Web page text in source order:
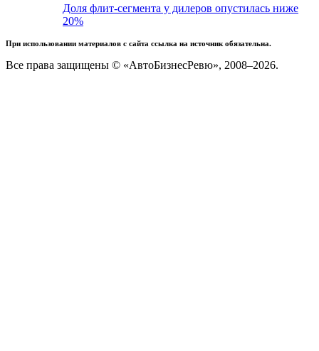
Доля флит-сегмента у дилеров опустилась ниже
20%
При использовании материалов с сайта ссылка на источник обязательна.
Все права защищены © «АвтоБизнесРевю», 2008–2026.